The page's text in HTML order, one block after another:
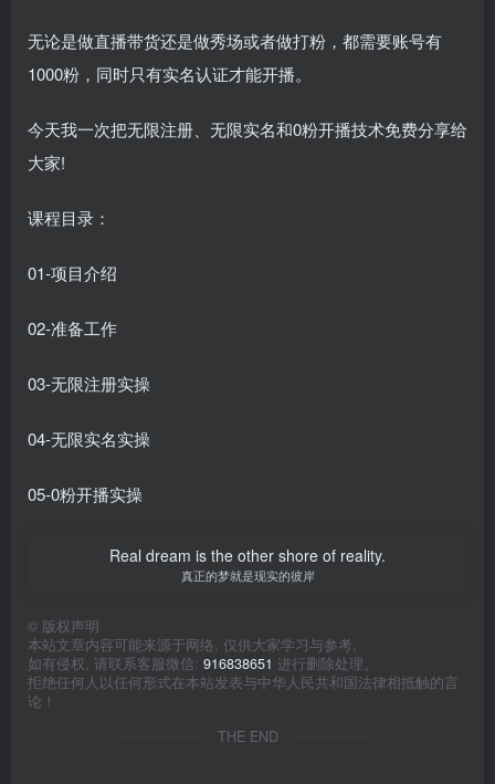
无论是做直播带货还是做秀场或者做打粉，都需要账号有
1000粉，同时只有实名认证才能开播。
今天我一次把无限注册、无限实名和0粉开播技术免费分享给
大家!
课程目录：
01-项目介绍
02-准备工作
03-无限注册实操
04-无限实名实操
05-0粉开播实操
Real dream is the other shore of reality.
真正的梦就是现实的彼岸
© 版权声明
本站文章内容可能来源于网络, 仅供大家学习与参考,
如有侵权, 请联系客服微信: 916838651 进行删除处理。
拒绝任何人以任何形式在本站发表与中华人民共和国法律相抵触的言
论！
THE END